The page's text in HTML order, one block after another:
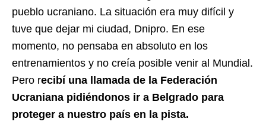
pueblo ucraniano. La situación era muy difícil y
tuve que dejar mi ciudad, Dnipro. En ese
momento, no pensaba en absoluto en los
entrenamientos y no creía posible venir al Mundial.
Pero recibí una llamada de la Federación
Ucraniana pidiéndonos ir a Belgrado para
proteger a nuestro país en la pista.